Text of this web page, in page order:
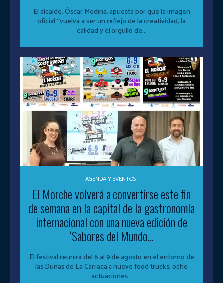
El alcalde, Óscar Medina, apuesta por que la imagen
oficial “vuelva a ser un reflejo de la creatividad, la
calidad y el orgullo de...
AGENDA Y EVENTOS
El Morche volverá a convertirse este fin
de semana en la capital de la gastronomía
internacional con una nueva edición de
‘Sabores del Mundo...
El festival reunirá del 6 al 9 de agosto en el entorno de
las Dunas de La Carraca a nueve food trucks, ocho
actuaciones...